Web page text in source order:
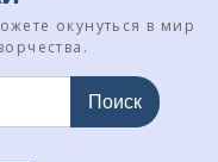
окунуться в мир